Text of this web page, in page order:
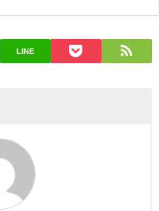
LINE